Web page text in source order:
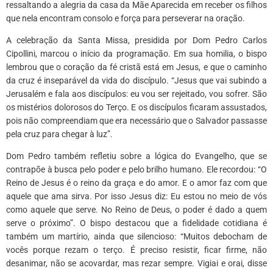
ressaltando a alegria da casa da Mãe Aparecida em receber os filhos
que nela encontram consolo e força para perseverar na oração.
A celebração da Santa Missa, presidida por Dom Pedro Carlos
Cipollini, marcou o início da programação. Em sua homilia, o bispo
lembrou que o coração da fé cristã está em Jesus, e que o caminho
da cruz é inseparável da vida do discípulo. “Jesus que vai subindo a
Jerusalém e fala aos discípulos: eu vou ser rejeitado, vou sofrer. São
os mistérios dolorosos do Terço. E os discípulos ficaram assustados,
pois não compreendiam que era necessário que o Salvador passasse
pela cruz para chegar à luz”.
Dom Pedro também refletiu sobre a lógica do Evangelho, que se
contrapõe à busca pelo poder e pelo brilho humano. Ele recordou: “O
Reino de Jesus é o reino da graça e do amor. E o amor faz com que
aquele que ama sirva. Por isso Jesus diz: Eu estou no meio de vós
como aquele que serve. No Reino de Deus, o poder é dado a quem
serve o próximo”. O bispo destacou que a fidelidade cotidiana é
também um martírio, ainda que silencioso: “Muitos debocham de
vocês porque rezam o terço. É preciso resistir, ficar firme, não
desanimar, não se acovardar, mas rezar sempre. Vigiai e orai, disse